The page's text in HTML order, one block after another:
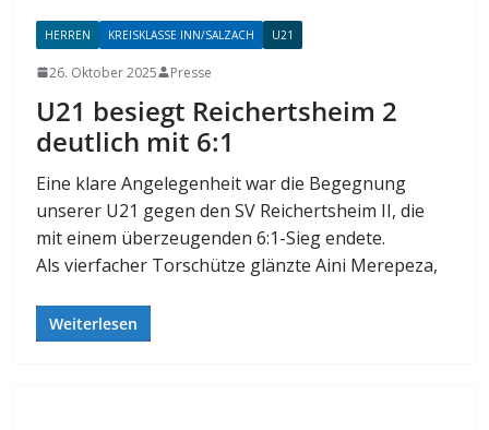
HERREN KREISKLASSE INN/SALZACH U21
26. Oktober 2025 Presse
U21 besiegt Reichertsheim 2
deutlich mit 6:1
Eine klare Angelegenheit war die Begegnung
unserer U21 gegen den SV Reichertsheim II, die
mit einem überzeugenden 6:1-Sieg endete.
Als vierfacher Torschütze glänzte Aini Merepeza,
Weiterlesen